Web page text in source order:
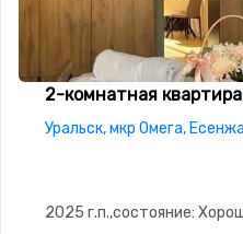
2-комнатная
Уральск, мкр Омега,
2025 г.п.,состояние: